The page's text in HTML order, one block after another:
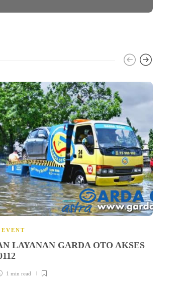
EVENT
LAYANAN GARDA OTO AKSES
1 min read